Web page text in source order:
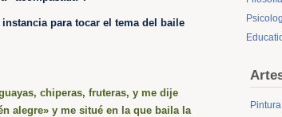
para tocar el tema del baile
chiperas, fruteras, y me dije
alegre» y me situé en la que baila la
Pintura